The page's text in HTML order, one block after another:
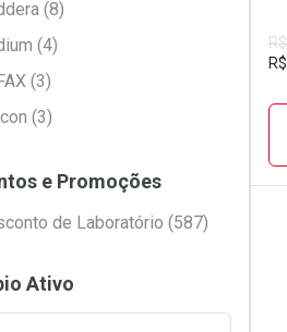
R$
(8)
(4)
(3)
(3)
(64)
(88)
(6)
e Promoções
de Laboratório (587)
Ativo